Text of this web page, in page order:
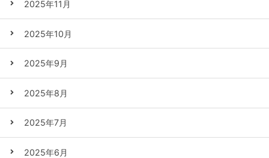
2025年11月
2025年10月
2025年9月
2025年8月
2025年7月
2025年6月